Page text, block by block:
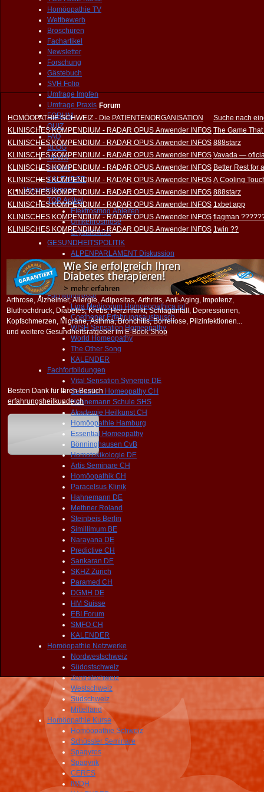
Homöopathie TV
Wettbewerb
Broschüren
Fachartikel
Newsletter
Forschung
Gästebuch
SVH Folio
Umfrage Impfen
Umfrage Praxis
FORUM
QUIZ
FAQ
BLOG
NEWS
PRIVAT
KALENDER
Veranstaltungen
TOP Artikel
Elektrosmog Ableiten
Umkehrosmose
Crystalswiss
GESUNDHEITSPOLITIK
ALPENPARLAMENT Diskussion
WHO untergräbt DEMOKRATIE
FORUM
NEWS
Fachkongresse
Liga Medicorum Homoeopathica int
Coethener Erfahrungsaustausch
WISH Sensation Homeopathy
World Homeopathy
The Other Song
KALENDER
Fachfortbildungen
Vital Sensation Synergie DE
Sensation Homeopathy CH
Hahnemann Schule SHS
Akademie Heilkunst CH
Homöopathie Hamburg
Essential Homeopathy
Bönninghausen CvB
Homotoxikologie DE
Artis Seminare CH
Homöopathik CH
Paracelsus Klinik
Hahnemann DE
Methner Roland
Steinbeis Berlin
Simillimum BE
Narayana DE
Predictive CH
Sankaran DE
SKHZ Zürich
Paramed CH
DGMH DE
HM Suisse
EBI Forum
SMFO CH
KALENDER
Homöopathie Netzwerke
Nordwestschweiz
Südostschweiz
Zentralschweiz
Westschweiz
Südschweiz
Mittelland
Homöopathie Kurse
Homöopathie Schweiz
Schüssler Seminare
Spagyros
Spagyrik
CERES
IWDH
Forum
HOMÖOPATHIE SCHWEIZ - Die PATIENTENORGANISATION
Suche nach
KLINISCHES KOMPENDIUM - RADAR OPUS Anwender INFOS The Game
KLINISCHES KOMPENDIUM - RADAR OPUS Anwender INFOS 888starz
KLINISCHES KOMPENDIUM - RADAR OPUS Anwender INFOS Vavada —
KLINISCHES KOMPENDIUM - RADAR OPUS Anwender INFOS Better Rest for
KLINISCHES KOMPENDIUM - RADAR OPUS Anwender INFOS A Cooling
KLINISCHES KOMPENDIUM - RADAR OPUS Anwender INFOS 888starz
KLINISCHES KOMPENDIUM - RADAR OPUS Anwender INFOS 1xbet app
KLINISCHES KOMPENDIUM - RADAR OPUS Anwender INFOS flagman
KLINISCHES KOMPENDIUM - RADAR OPUS Anwender INFOS 1win ??
Arthrose, Alzheimer, Allergie, Adipositas, Arthritis, Anti-Aging, Impotenz,
Bluthochdruck, Diabetes, Krebs, Herzinfarkt, Schlaganfall, Depressionen,
Kopfschmerzen, Migräne, Asthma, Bronchitis, Borreliose, Pilzinfektionen...
und weitere Gesundheitsratgeber imE-Book Shop
Besten Dank für Ihren Besuch
erfahrungsheilkunde.ch